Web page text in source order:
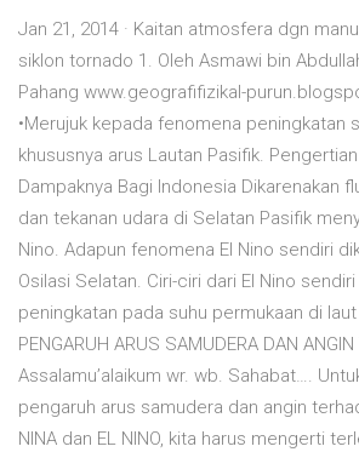
Jan 21, 2014 · Kaitan atmosfera dgn
siklon tornado 1. Oleh Asmawi bin
Pahang www.geografifizikal-
•Merujuk kepada fenomena peningkatan
khususnya arus Lautan Pasifik.
Dampaknya Bagi Indonesia Dikarenakan
dan tekanan udara di Selatan Pasifik
Nino. Adapun fenomena El Nino sendiri
Osilasi Selatan. Ciri-ciri dari El Nino
peningkatan pada suhu permukaan di laut
PENGARUH ARUS SAMUDERA DAN
Assalamu’alaikum wr. wb. Sahabat….
pengaruh arus samudera dan angin
NINA dan EL NINO, kita harus mengerti